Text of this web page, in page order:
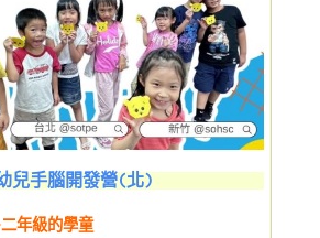
兒手腦開發營(北)
年級的學童